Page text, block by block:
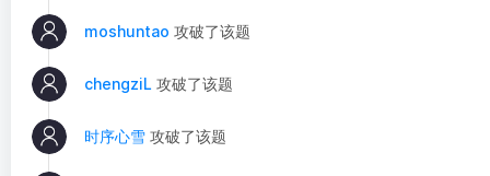
moshuntao 攻破了该题
chengziL 攻破了该题
时序心雪 攻破了该题